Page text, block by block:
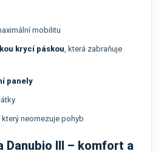
mobilitu
krycí páskou, která zabraňuje
panely
neomezuje pohyb
Danubio III – komfort a